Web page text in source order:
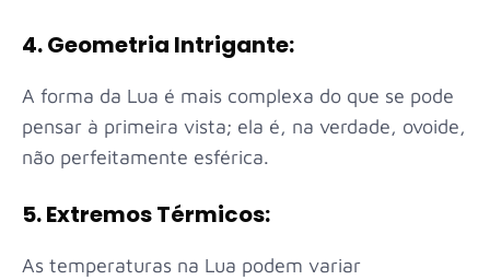
4. Geometria Intrigante:
A forma da Lua é mais complexa do que se pode
pensar à primeira vista; ela é, na verdade, ovoide,
não perfeitamente esférica.
5. Extremos Térmicos:
As temperaturas na Lua podem variar